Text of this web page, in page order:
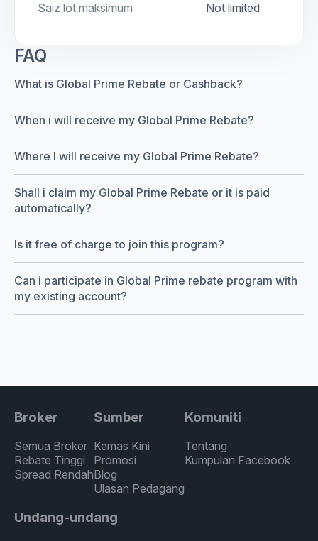
Saiz lot maksimum Not limited
FAQ
What is Global Prime Rebate or Cashback?
When i will receive my Global Prime Rebate?
Where I will receive my Global Prime Rebate?
Shall i claim my Global Prime Rebate or it is paid
automatically?
Is it free of charge to join this program?
Can i participate in Global Prime rebate program with
my existing account?
Broker
Semua Broker
Rebate Tinggi
Spread Rendah
Sumber
Kemas Kini
Promosi
Blog
Ulasan Pedagang
Komuniti
Tentang
Kumpulan Facebook
Undang-undang